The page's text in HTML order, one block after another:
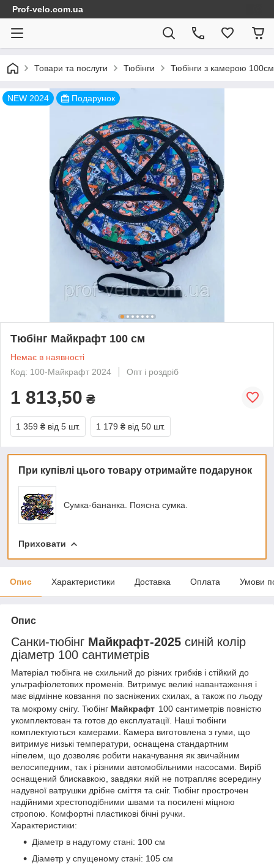
Prof-velo.com.ua
Товари та послуги Тюбінги Тюбінги з камерою 100см
NEW 2024 Подарунок
Тюбінг Майкрафт 100 см
Немає в наявності
Код: 100-Майкрафт 2024
Опт і роздріб
1 813,50 ₴
1 359 ₴ від 5 шт. 1 179 ₴ від 50 шт.
При купівлі цього товару отримайте подарунок
Сумка-бананка. Поясна сумка.
Приховати
Опис Характеристики Доставка Оплата Умови
Опис
Санки-тюбінг Майкрафт-2025 синій колір
діаметр 100 сантиметрів
Матеріал тюбінга не схильний до різних грибків і стійкий до
ультрафіолетових променів. Витримує великі навантаження і
має відмінне ковзання по засніжених схилах, а також по льоду
та мокрому снігу. Тюбінг Майкрафт 100 сантиметрів повністю
укомплектован та готов до експлуатації. Наші тюбінги
комплектуються камерами. Камера виготовлена з гуми, що
витримує низькі температури, оснащена стандартним
ніпелем, що дозволяє робити накачування як звичайним
велосипедним, так і різними автомобільними насосами. Виріб
оснащений блискавкою, завдяки якій не потрапляє всередину
надувної ватрушки дрібне сміття та сніг. Тюбінг прострочен
надійними хрестоподібними швами та посилені міцною
стропою. Комфортні пластикові бічні ручки.
Характеристики:
Діаметр в надутому стані: 100 см
Діаметр у спущеному стані: 105 см